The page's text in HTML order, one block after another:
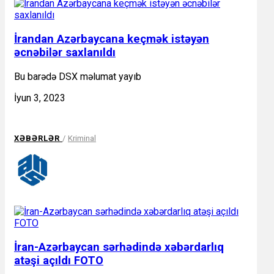
İrandan Azərbaycana keçmək istəyən
əcnəbilər saxlanıldı
Bu barədə DSX məlumat yayıb
İyun 3, 2023
XƏBƏRLƏR / Kriminal
İran-Azərbaycan sərhədində xəbərdarlıq
atəşi açıldı FOTO